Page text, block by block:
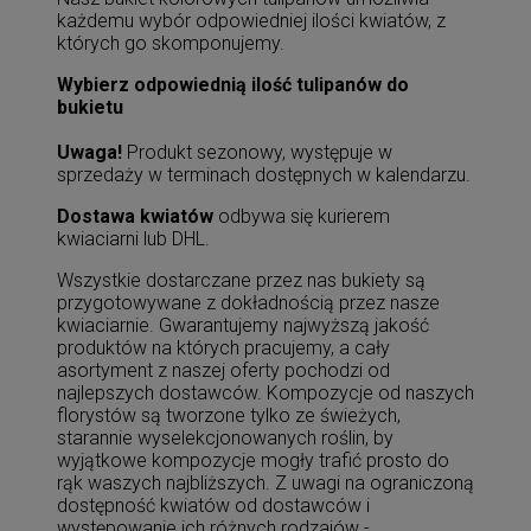
każdemu wybór odpowiedniej ilości kwiatów, z
których go skomponujemy.
Wybierz odpowiednią ilość tulipanów do
bukietu
Uwaga! Produkt sezonowy, występuje w
sprzedaży w terminach dostępnych w kalendarzu.
Dostawa kwiatów odbywa się kurierem
kwiaciarni lub DHL.
Wszystkie dostarczane przez nas bukiety są
przygotowywane z dokładnością przez nasze
kwiaciarnie. Gwarantujemy najwyższą jakość
produktów na których pracujemy, a cały
asortyment z naszej oferty pochodzi od
najlepszych dostawców. Kompozycje od naszych
florystów są tworzone tylko ze świeżych,
starannie wyselekcjonowanych roślin, by
wyjątkowe kompozycje mogły trafić prosto do
rąk waszych najbliższych. Z uwagi na ograniczoną
dostępność kwiatów od dostawców i